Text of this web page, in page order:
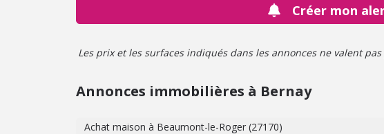
Créer mon
Les prix et les surfaces indiqués dans les annonces ne valent
Annonces immobilières à Bernay
Achat maison à Beaumont-le-Roger (27170)